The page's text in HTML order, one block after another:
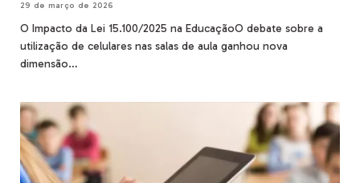
29 de março de 2026
O Impacto da Lei 15.100/2025 na EducaçãoO debate sobre a
utilização de celulares nas salas de aula ganhou nova
dimensão…